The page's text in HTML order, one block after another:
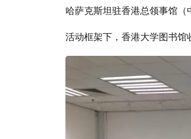
哈萨克斯坦驻香港总领事馆（
活动框架下，香港大学图书馆